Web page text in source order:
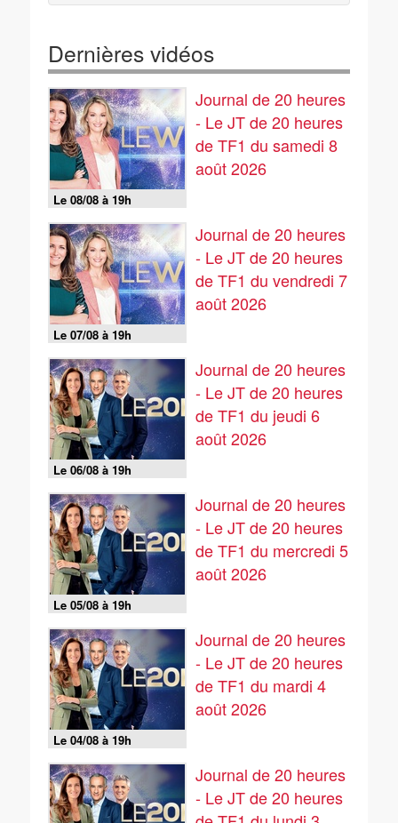
Dernières vidéos
Le 08/08 à 19h
Journal de 20 heures
- Le JT de 20 heures
de TF1 du samedi 8
août 2026
Le 07/08 à 19h
Journal de 20 heures
- Le JT de 20 heures
de TF1 du vendredi 7
août 2026
Le 06/08 à 19h
Journal de 20 heures
- Le JT de 20 heures
de TF1 du jeudi 6
août 2026
Le 05/08 à 19h
Journal de 20 heures
- Le JT de 20 heures
de TF1 du mercredi 5
août 2026
Le 04/08 à 19h
Journal de 20 heures
- Le JT de 20 heures
de TF1 du mardi 4
août 2026
Journal de 20 heures
- Le JT de 20 heures